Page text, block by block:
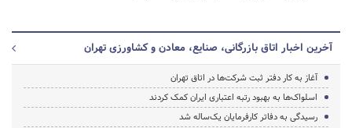
آخرین اخبار اتاق بازرگانی، صنایع، معادن و کشاورزی تهران
آغاز به کار دفتر ثبت شرکت‌ها در اتاق تهران
اسلواک‌ها به بهبود رتبه اعتباری ایران کمک کردند
رسیدگی به دفاتر کارفرمایان یک‌ساله شد